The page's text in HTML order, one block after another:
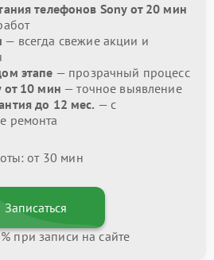
телефонов Sony от 20 мин
— всегда свежие акции и
этапе — прозрачный процесс
от 10 мин — точное выявление
до 12 мес. — с
ремонта
от 30 мин
Записаться
при записи на сайте